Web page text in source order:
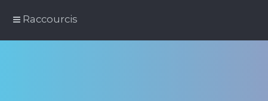
Raccourcis